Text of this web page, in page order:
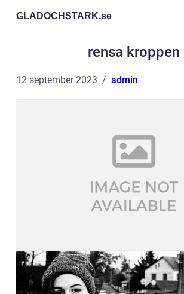
GLADOCHSTARK.se
rensa kroppen
12 september 2023 admin